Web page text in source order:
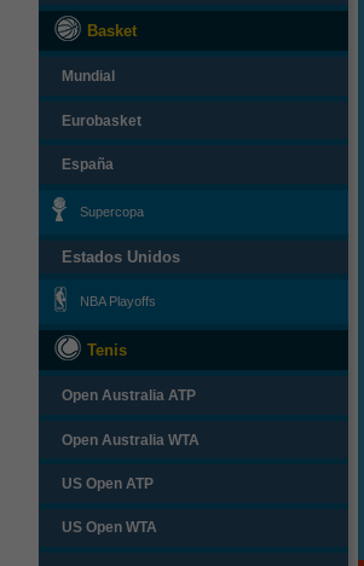
Basket
Mundial
Eurobasket
España
Supercopa
Estados Unidos
NBA Playoffs
Tenis
Open Australia ATP
Open Australia WTA
US Open ATP
US Open WTA